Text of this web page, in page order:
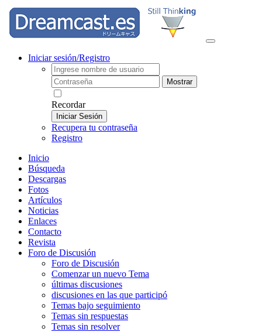
Iniciar sesión/Registro
Mostrar
Recordar
Iniciar Sesión
Recupera tu contraseña
Registro
Inicio
Búsqueda
Descargas
Fotos
Artículos
Noticias
Enlaces
Contacto
Revista
Foro de Discusión
Foro de Discusión
Comenzar un nuevo Tema
últimas discusiones
discusiones en las que participó
Temas bajo seguimiento
Temas sin respuestas
Temas sin resolver